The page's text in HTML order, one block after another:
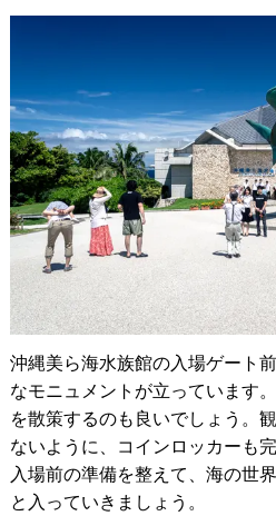
沖縄美ら海水族館の入場ゲート
なモニュメントが立っています
を散策するのも良いでしょう。
ないように、コインロッカーも
入場前の準備を整えて、海の世
と入っていきましょう。